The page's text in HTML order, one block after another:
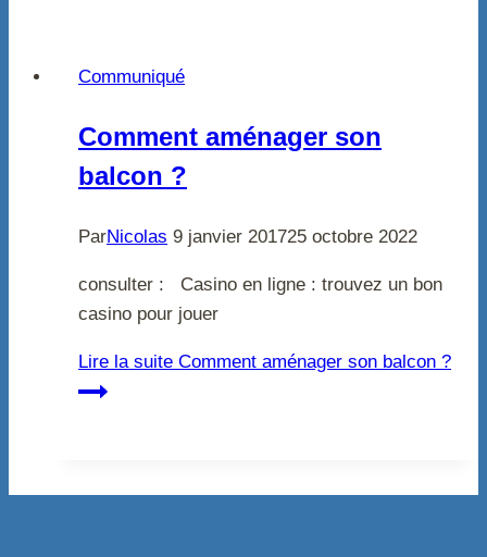
Communiqué
Comment aménager son
balcon ?
ParNicolas 9 janvier 201725 octobre 2022
consulter : Casino en ligne : trouvez un bon
casino pour jouer
Lire la suite Comment aménager son balcon ?